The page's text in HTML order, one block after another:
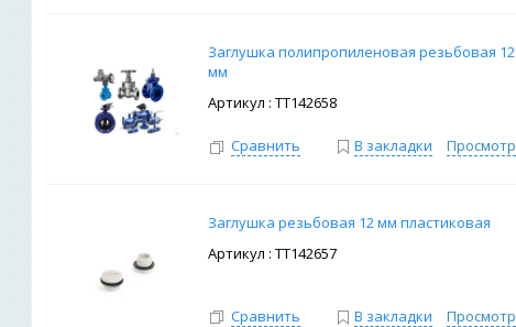
Заглушка полипропиленовая резьбовая 12
мм
: ТТ142658
Сравнить В закладки Просмотр
Заглушка резьбовая 12 мм пластиковая
: ТТ142657
Сравнить В закладки Просмотр